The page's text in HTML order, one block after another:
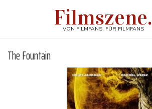
Filmszene.
VON FILMFANS, FÜR FILMFANS
The Fountain